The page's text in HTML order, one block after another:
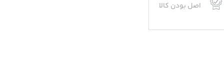
اصل بودن کالا